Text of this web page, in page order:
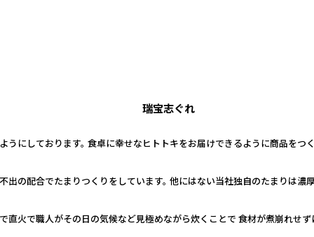
瑞宝志ぐれ
にしております。 食卓に幸せなヒトトキをお届けできるように商品をつ
の配合でたまりつくりをしています。 他にはない当社独自のたまりは濃
直火で職人がその日の気候など見極めながら炊くことで 食材が煮崩れせず